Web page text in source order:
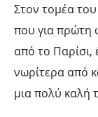
Στον τομέα
που για πρώτη
από το Παρίσι,
νωρίτερα από
μια πολύ καλή